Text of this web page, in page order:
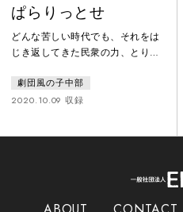
ぱらりっとせ
どんな苦しい時代でも、それをは
じき返してきた民衆の力、とりわ
文化を再創造し、今に繋げてきた
のではないでしょうか。“岐阜”と
ぞう」を三味線語り芝居でおおく
劇団風の子中部
2020.10.09 収録